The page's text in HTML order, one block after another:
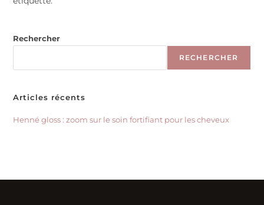
Rechercher
RECHERCHER
Articles récents
Henné gloss : zoom sur le soin fortifiant pour les cheveux